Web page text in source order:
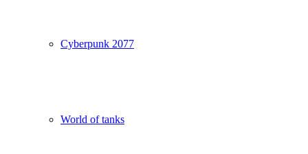
Cyberpunk 2077
World of tanks